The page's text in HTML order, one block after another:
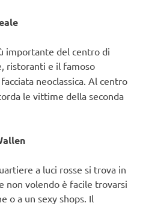
importante del centro di
ristoranti e il famoso
neoclassica. Al centro
le vittime della seconda
a luci rosse si trova in
non volendo è facile trovarsi
o a un sexy shops. Il